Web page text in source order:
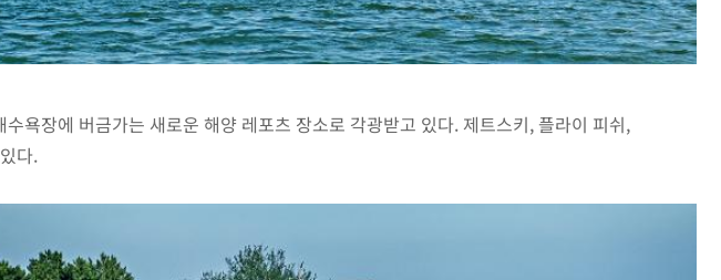
욕장에 버금가는 새로운 해양 레포츠 장소로 각광받고 있다. 제트스키, 플라이 피쉬,
다.